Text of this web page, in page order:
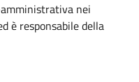
nei
è responsabile della